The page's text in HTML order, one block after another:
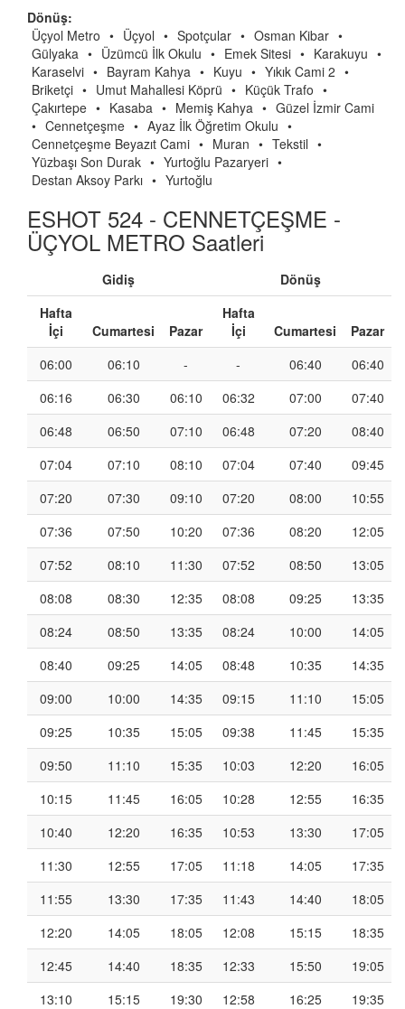
Dönüş:
Üçyol Metro • Üçyol • Spotçular • Osman Kibar •
Gülyaka • Üzümcü İlk Okulu • Emek Sitesi • Karakuyu •
Karaselvi • Bayram Kahya • Kuyu • Yıkık Cami 2 •
Briketçi • Umut Mahallesi Köprü • Küçük Trafo •
Çakırtepe • Kasaba • Memiş Kahya • Güzel İzmir Cami
• Cennetçeşme • Ayaz İlk Öğretim Okulu •
Cennetçeşme Beyazıt Cami • Muran • Tekstil •
Yüzbaşı Son Durak • Yurtoğlu Pazaryeri •
Destan Aksoy Parkı • Yurtoğlu
ESHOT 524 - CENNETÇEŞME -
ÜÇYOL METRO Saatleri
Gidiş
Dönüş
Hafta
İçi
Cumartesi Pazar
Hafta
İçi
Cumartesi
Pazar
06:00
06:10 - - 06:40
06:40
06:16
06:30 06:10 06:32 07:00
07:40
06:48
06:50 07:10 06:48 07:20
08:40
07:04
07:10 08:10 07:04 07:40
09:45
07:20
07:30 09:10 07:20 08:00
10:55
07:36
07:50 10:20 07:36 08:20
12:05
07:52
08:10 11:30 07:52 08:50
13:05
08:08
08:30 12:35 08:08 09:25
13:35
08:24
08:50 13:35 08:24 10:00
14:05
08:40
09:25 14:05 08:48 10:35
14:35
09:00
10:00 14:35 09:15 11:10
15:05
09:25
10:35 15:05 09:38 11:45
15:35
09:50
11:10 15:35 10:03 12:20
16:05
10:15
11:45 16:05 10:28 12:55
16:35
10:40
12:20 16:35 10:53 13:30
17:05
11:30
12:55 17:05 11:18 14:05
17:35
11:55
13:30 17:35 11:43 14:40
18:05
12:20
14:05 18:05 12:08 15:15
18:35
12:45
14:40 18:35 12:33 15:50
19:05
13:10
15:15 19:30 12:58 16:25
19:35